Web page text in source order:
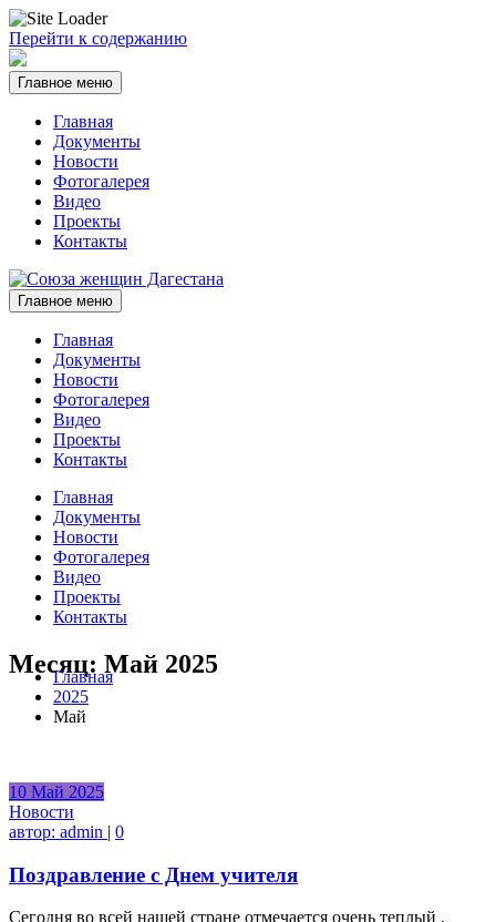
Перейти к содержанию
Главное меню
Главная
Документы
Новости
Фотогалерея
Видео
Проекты
Контакты
Главное меню
Главная
Документы
Новости
Фотогалерея
Видео
Проекты
Контакты
Главная
Документы
Новости
Фотогалерея
Видео
Проекты
Контакты
Месяц: Май 2025
Главная
2025
Май
10 Май 2025
Новости
автор: admin | 0
Поздравление с Днем учителя
Сегодня во всей нашей стране отмечается очень теплый ,